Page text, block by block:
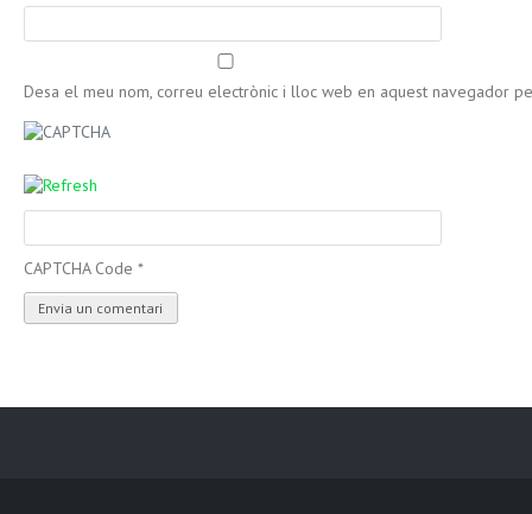
Desa el meu nom, correu electrònic i lloc web en aquest navegador
CAPTCHA Code *